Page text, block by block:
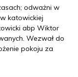
odważni w
katowickiej
abp Wiktor
Wezwał do
pokoju za